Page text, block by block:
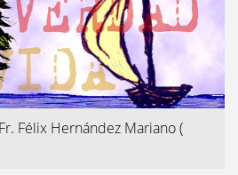
Félix Hernández Mariano(